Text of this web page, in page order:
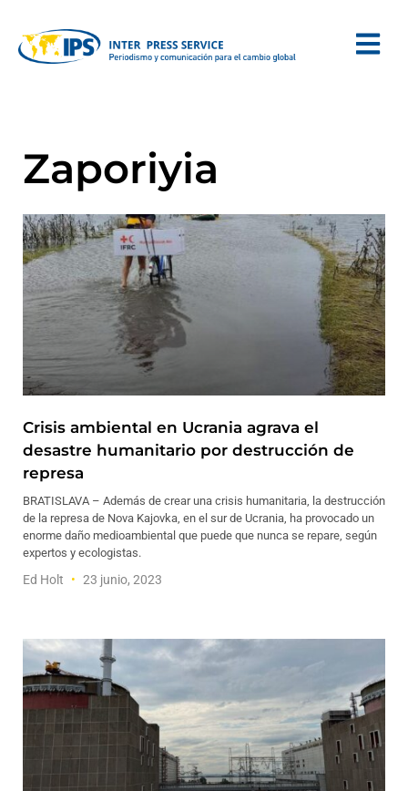
Zaporiyia
Crisis ambiental en Ucrania agrava el
desastre humanitario por destrucción de
represa
BRATISLAVA – Además de crear una crisis humanitaria, la destrucción
de la represa de Nova Kajovka, en el sur de Ucrania, ha provocado un
enorme daño medioambiental que puede que nunca se repare, según
expertos y ecologistas.
Ed Holt 23 junio, 2023